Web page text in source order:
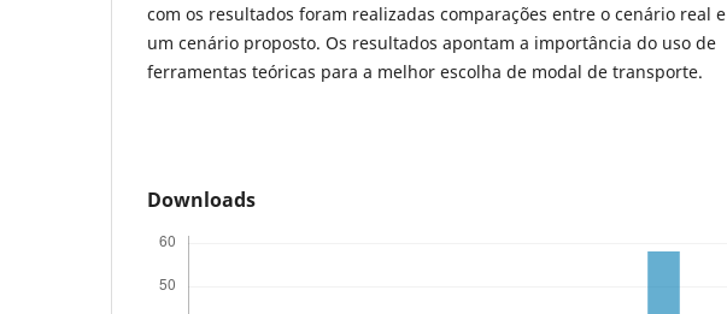
com os resultados foram realizadas comparações entre o cenário real e
um cenário proposto. Os resultados apontam a importância do uso de
ferramentas teóricas para a melhor escolha de modal de transporte.
Downloads